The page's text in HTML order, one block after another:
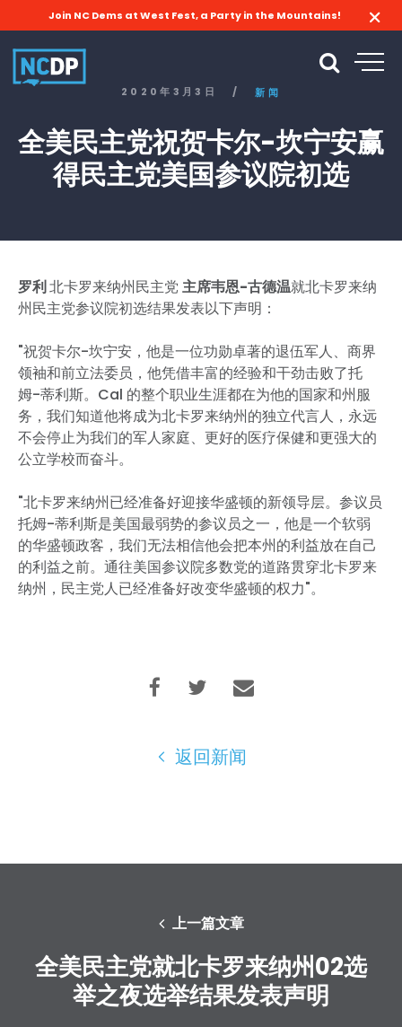
Join NC Dems at West Fest, a Party in the Mountains!
2020年3月3日 / 新闻
全美民主党祝贺卡尔-坎宁安赢
得民主党美国参议院初选
罗利北卡罗来纳州民主党 主席韦恩-古德温就北卡罗来纳
州民主党参议院初选结果发表以下声明：
"祝贺卡尔-坎宁安，他是一位功勋卓著的退伍军人、商界
领袖和前立法委员，他凭借丰富的经验和干劲击败了托
姆-蒂利斯。Cal 的整个职业生涯都在为他的国家和州服
务，我们知道他将成为北卡罗来纳州的独立代言人，永远
不会停止为我们的军人家庭、更好的医疗保健和更强大的
公立学校而奋斗。
"北卡罗来纳州已经准备好迎接华盛顿的新领导层。参议员
托姆-蒂利斯是美国最弱势的参议员之一，他是一个软弱
的华盛顿政客，我们无法相信他会把本州的利益放在自己
的利益之前。通往美国参议院多数党的道路贯穿北卡罗来
纳州，民主党人已经准备好改变华盛顿的权力"。
返回新闻
上一篇文章
全美民主党就北卡罗来纳州02选
举之夜选举结果发表声明